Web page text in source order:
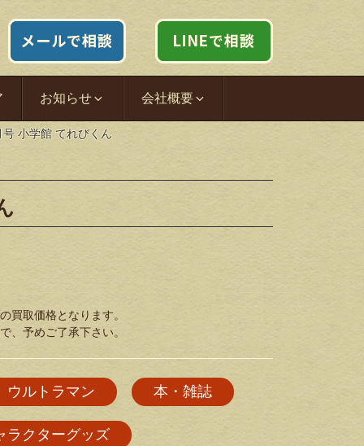
お知らせ 会社概要
小学館 てれびくん
買取価格となります。
、予めご了承下さい。
ウルトラマン 本・雑誌
ラクターグッズ